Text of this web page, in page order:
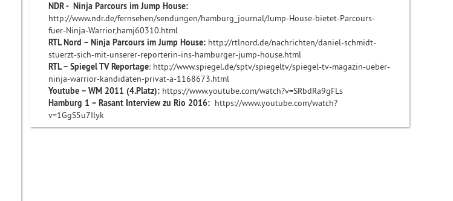
NDR - Ninja Parcours im Jump House:
http://www.ndr.de/fernsehen/sendungen/hamburg_journal/Jump-House-bietet-Parcours-
fuer-Ninja-Warrior,hamj60310.html
RTL Nord – Ninja Parcours im Jump House: http://rtlnord.de/nachrichten/daniel-schmidt-
stuerzt-sich-mit-unserer-reporterin-ins-hamburger-jump-house.html
RTL – Spiegel TV Reportage: http://www.spiegel.de/sptv/spiegeltv/spiegel-tv-magazin-ueber-
ninja-warrior-kandidaten-privat-a-1168673.html
Youtube – WM 2011 (4.Platz): https://www.youtube.com/watch?v=SRbdRa9gFLs
Hamburg 1 – Rasant Interview zu Rio 2016: https://www.youtube.com/watch?
v=1GgS5u7Ilyk